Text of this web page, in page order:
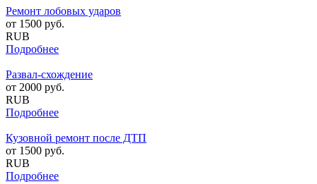
Ремонт лобовых ударов
от 1500 руб.
RUB
Подробнее
Развал-схождение
от 2000 руб.
RUB
Подробнее
Кузовной ремонт после ДТП
от 1500 руб.
RUB
Подробнее